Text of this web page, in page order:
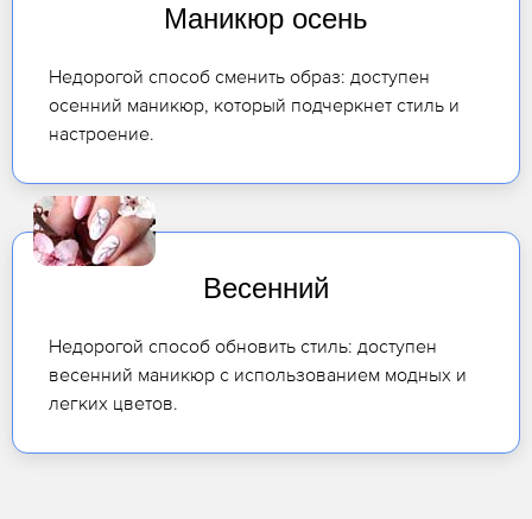
Маникюр осень
Недорогой способ сменить образ: доступен
осенний маникюр, который подчеркнет стиль и
настроение.
Весенний
Недорогой способ обновить стиль: доступен
весенний маникюр с использованием модных и
легких цветов.